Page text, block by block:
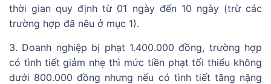
thời gian quy định từ 01 ngày đến 10 ngày (trừ các
trường hợp đã nêu ở mục 1).
3. Doanh nghiệp bị phạt 1.400.000 đồng, trường hợp
có tình tiết giảm nhẹ thì mức tiền phạt tối thiểu không
dưới 800.000 đồng nhưng nếu có tình tiết tăng nặng